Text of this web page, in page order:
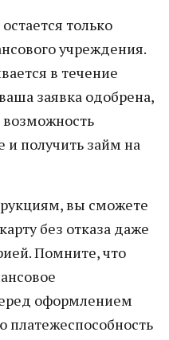
только
учреждения.
в течение
заявка одобрена,
возможность
и получить займ на
вы сможете
без отказа даже
Помните, что
оформлением
платежеспособность